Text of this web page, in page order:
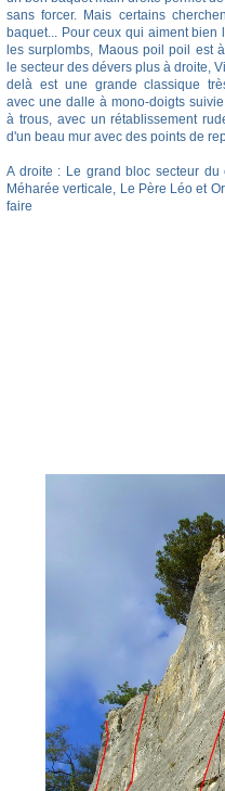
sans forcer. Mais certains
baquet... Pour ceux qui aiment bien
les surplombs, Maous poil poil est
le secteur des dévers plus à droite,
delà est une grande classique
avec une dalle à mono-doigts
à trous, avec un rétablissement
d'un beau mur avec des points de
A droite : Le grand bloc secteur du
Méharée verticale, Le Père Léo et
faire